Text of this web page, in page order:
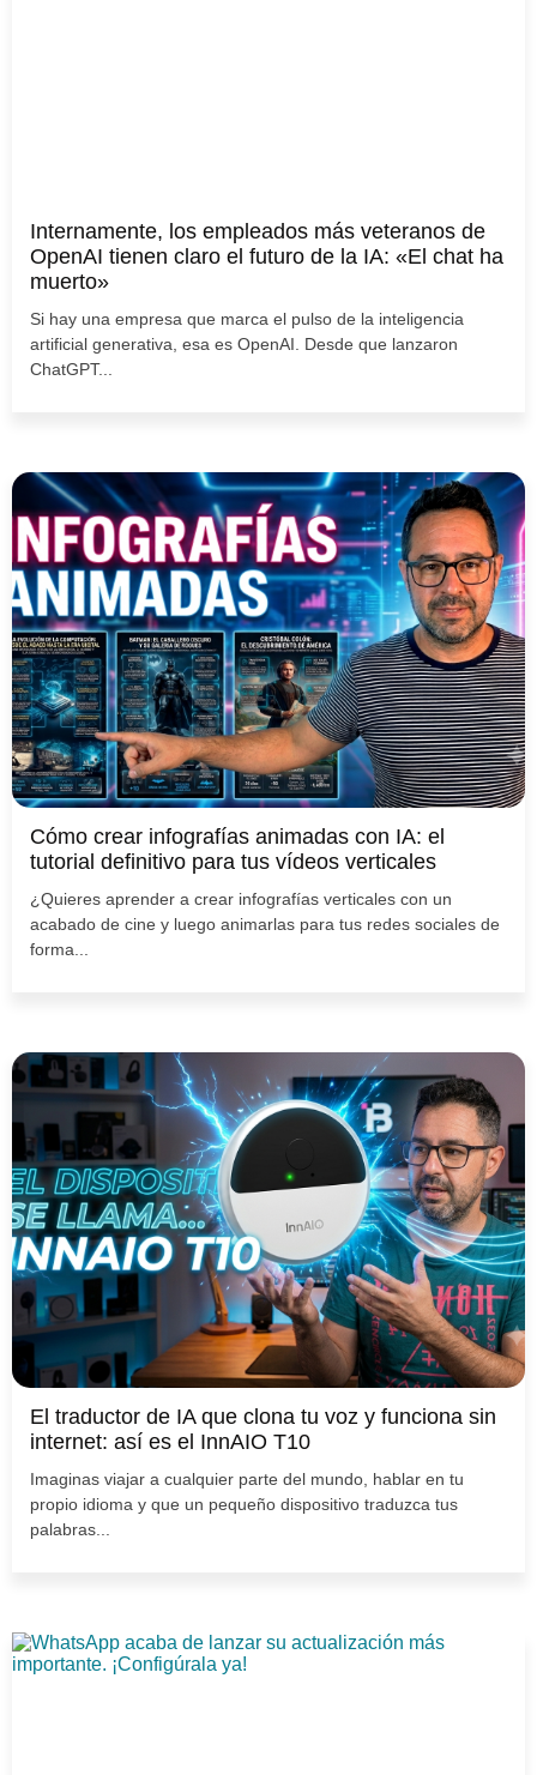
Internamente, los empleados más veteranos de
OpenAI tienen claro el futuro de la IA: «El chat ha
muerto»
Si hay una empresa que marca el pulso de la inteligencia
artificial generativa, esa es OpenAI. Desde que lanzaron
ChatGPT...
Cómo crear infografías animadas con IA: el
tutorial definitivo para tus vídeos verticales
¿Quieres aprender a crear infografías verticales con un
acabado de cine y luego animarlas para tus redes sociales de
forma...
El traductor de IA que clona tu voz y funciona sin
internet: así es el InnAIO T10
Imaginas viajar a cualquier parte del mundo, hablar en tu
propio idioma y que un pequeño dispositivo traduzca tus
palabras...